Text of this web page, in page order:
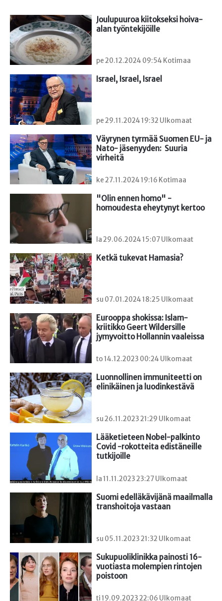
Joulupuuroa kiitokseksi hoiva-
alan työntekijöille
pe 20.12.2024 09:54 Kotimaa
Israel, Israel, Israel
pe 29.11.2024 19:32 Ulkomaat
Väyrynen tyrmää Suomen EU- ja
Nato- jäsenyyden:  Suuria
virheitä
ke 27.11.2024 19:16 Kotimaa
"Olin ennen homo" -
homoudesta eheytynyt kertoo
la 29.06.2024 15:07 Ulkomaat
Ketkä tukevat Hamasia?
su 07.01.2024 18:25 Ulkomaat
Eurooppa shokissa: Islam-
kriitikko Geert Wildersille
jymyvoitto Hollannin vaaleissa
to 14.12.2023 00:24 Ulkomaat
Luonnollinen immuniteetti on
elinikäinen ja luodinkestävä
su 26.11.2023 21:29 Ulkomaat
Lääketieteen Nobel-palkinto
Covid -rokotteita edistäneille
tutkijoille
la 11.11.2023 23:27 Ulkomaat
Suomi edelläkävijänä maailmalla
transhoitoja vastaan
su 05.11.2023 21:32 Ulkomaat
Sukupuoliklinikka painosti 16-
vuotiasta molempien rintojen
poistoon
ti 19.09.2023 22:06 Ulkomaat